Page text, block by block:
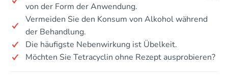
von der Form der Anwendung.
Vermeiden Sie den Konsum von Alkohol während
der Behandlung.
Die häufigste Nebenwirkung ist Übelkeit.
Möchten Sie Tetracyclin ohne Rezept ausprobieren?